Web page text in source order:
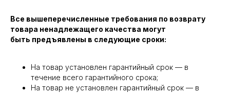
Все вышеперечисленные требования по возврату
товара ненадлежащего качества могут
быть предъявлены в следующие сроки:
На товар установлен гарантийный срок — в
течение всего гарантийного срока;
На товар не установлен гарантийный срок — в